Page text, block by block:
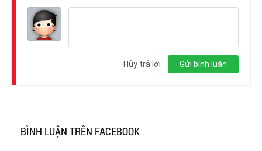
Gửi bình luận
Hủy trả lời
BÌNH LUẬN TRÊN FACEBOOK